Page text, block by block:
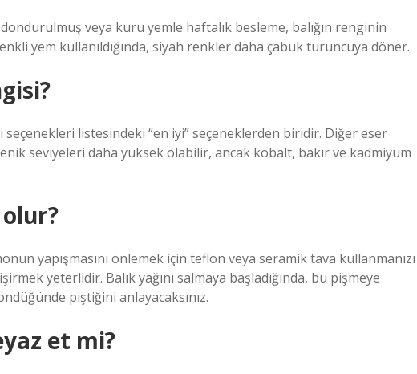
veya kuru yemle haftalık besleme, balığın renginin
yem kullanıldığında, siyah renkler daha çabuk turuncuya döner.
seçenekleri listesindeki “en iyi” seçeneklerden biridir. Diğer eser
seviyeleri daha yüksek olabilir, ancak kobalt, bakır ve kadmiyum
yapışmasını önlemek için teflon veya seramik tava kullanmanızı
yeterlidir. Balık yağını salmaya başladığında, bu pişmeye
piştiğini anlayacaksınız.
et mi?